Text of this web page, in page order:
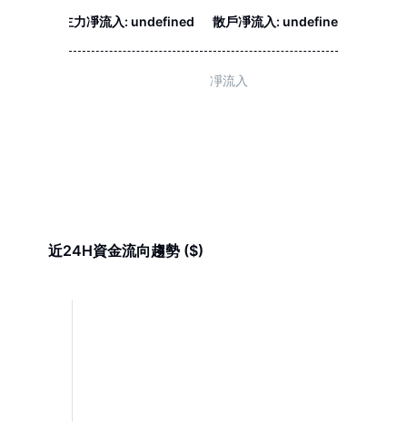
主力凈流入: undefined 散戶凈流入: undefined
近24H資金流向趨勢 ($)